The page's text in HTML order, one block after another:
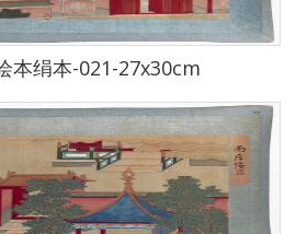
本绢本-021-27x30cm